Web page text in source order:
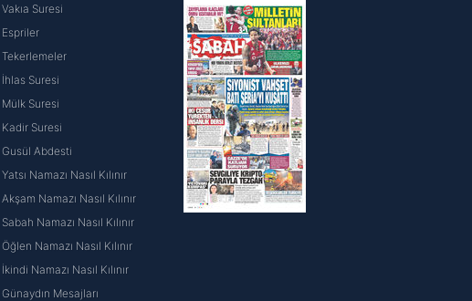
Vakıa Suresi
Espriler
Tekerlemeler
İhlas Suresi
Mülk Suresi
Kadir Suresi
Gusül Abdesti
Yatsı Namazı Nasıl Kılınır
Akşam Namazı Nasıl Kılınır
Sabah Namazı Nasıl Kılınır
Öğlen Namazı Nasıl Kılınır
İkindi Namazı Nasıl Kılınır
Günaydın Mesajları